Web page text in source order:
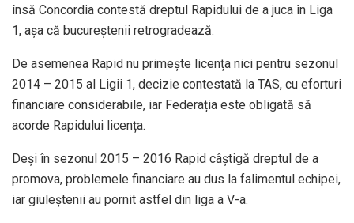
însă Concordia contestă dreptul Rapidului de a juca în Liga
1, așa că bucureștenii retrogradează.
De asemenea Rapid nu primește licența nici pentru sezonul
2014 – 2015 al Ligii 1, decizie contestată la TAS, cu eforturi
financiare considerabile, iar Federația este obligată să
acorde Rapidului licența.
Deși în sezonul 2015 – 2016 Rapid câștigă dreptul de a
promova, problemele financiare au dus la falimentul echipei,
iar giuleștenii au pornit astfel din liga a V-a.